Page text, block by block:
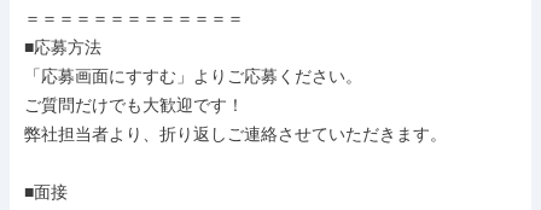
＝＝＝＝＝＝＝＝＝＝＝＝＝
■応募方法
「応募画面にすすむ」よりご応募ください。
ご質問だけでも大歓迎です！
弊社担当者より、折り返しご連絡させていただきます。
■面接